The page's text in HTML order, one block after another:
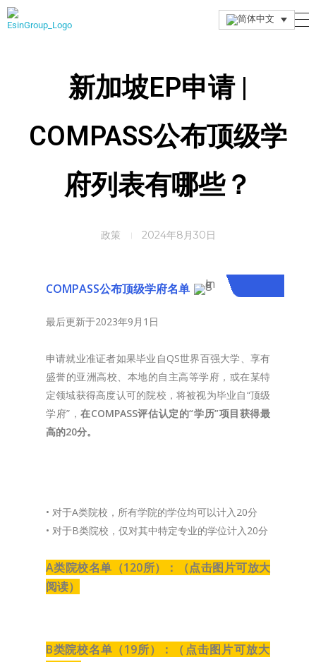
新加坡EP申请 |
COMPASS公布顶级学
府列表有哪些？
2024年8月30日
政策
COMPASS公布顶级学府名单
最后更新于2023年9月1日
申请就业准证者如果毕业自QS世界百强大学、享有
盛誉的亚洲高校、本地的自主高等学府，或在某特
定领域获得高度认可的院校，将被视为毕业自“顶级
学府”，在COMPASS评估认定的“学历”项目获得最
高的20分。
• 对于A类院校，所有学院的学位均可以计入20分
• 对于B类院校，仅对其中特定专业的学位计入20分
A类院校名单（120所）：（点击图片可放大
阅读）
B类院校名单（19所）：
（点击图片可放大